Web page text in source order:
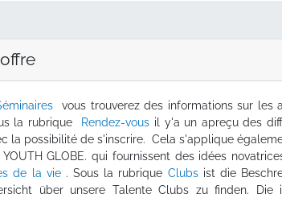
vous trouverez des informations sur les
la rubrique
Rendez-vous il y'a un apreçu des
la possibilité de s'inscrire. Cela s'applique
GLOBE. qui fournissent des idées
de la vie . Sous la rubrique Clubsist die
über unsere Talente Clubs zu finden. Die